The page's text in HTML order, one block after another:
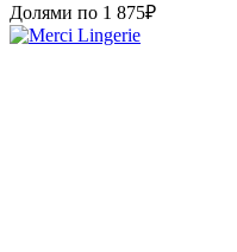
Долями по 1 875₽